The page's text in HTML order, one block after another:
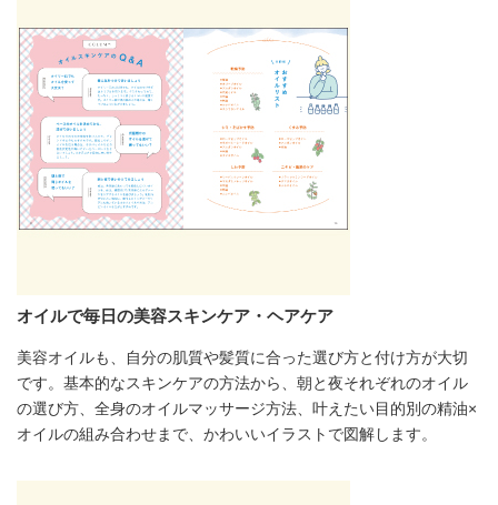
オイルで毎日の美容スキンケア・ヘアケア
美容オイルも、自分の肌質や髪質に合った選び方と付け方が大切
です。基本的なスキンケアの方法から、朝と夜それぞれのオイル
の選び方、全身のオイルマッサージ方法、叶えたい目的別の精油×
オイルの組み合わせまで、かわいいイラストで図解します。